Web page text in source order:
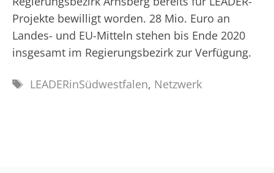
Projekte bewilligt worden. 28 Mio. Euro an
Landes- und EU-Mitteln stehen bis Ende 2020
insgesamt im Regierungsbezirk zur Verfügung.
Schlagwörter
LEADERinSüdwestfalen, Netzwerk